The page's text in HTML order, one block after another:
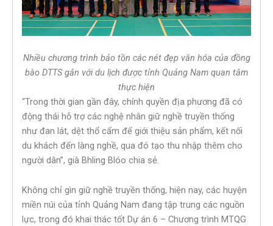
Nhiều chương trình bảo tồn các nét đẹp văn hóa của đồng
bào DTTS gắn với du lịch được tỉnh Quảng Nam quan tâm
thực hiện
“Trong thời gian gần đây, chính quyền địa phương đã có
động thái hỗ trợ các nghệ nhân giữ nghề truyền thống
như đan lát, dệt thổ cẩm để giới thiệu sản phẩm, kết nối
du khách đến làng nghề, qua đó tạo thu nhập thêm cho
người dân”, già Bhling Blóo chia sẻ.
Không chỉ gìn giữ nghề truyền thống, hiện nay, các huyện
miền núi của tỉnh Quảng Nam đang tập trung các nguồn
lực, trong đó khai thác tốt Dự án 6 – Chương trình MTQG